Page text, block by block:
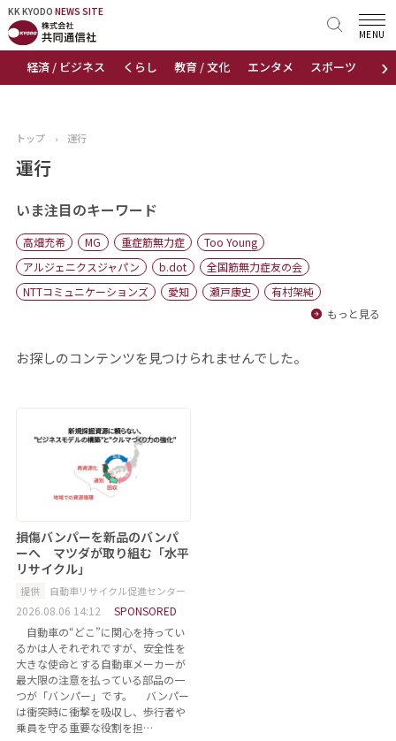
KK KYODO NEWS SITE
›
経済 / ビジネス くらし 教育 / 文化 エンタメ スポーツ 地域
MENU
KK KYODONEWS SITE
トップページ
ニュース
おすすめコンテンツ
出版物
会社概要
トップ › 運行
運行
いま注目のキーワード
高畑充希 MG 重症筋無力症
Too Young
アルジェニクスジャパン
b.dot
全国筋無力症友の会
NTTコミュニケーションズ
愛知 瀬戸康史
有村架純
もっと見る
お探しのコンテンツを見つけられませんでした。
損傷バンパーを新品のバンパ
ーへ マツダが取り組む「水平
リサイクル」
提供 自動車リサイクル促進センター
2026.08.06 14:12
SPONSORED
自動車の“どこ”に関心を持ってい
るかは人それぞれですが、安全性を
大きな使命とする自動車メーカーが
最大限の注意を払っている部品の一
つが「バンパー」です。 バンパー
は衝突時に衝撃を吸収し、歩行者や
乗員を守る重要な役割を担…